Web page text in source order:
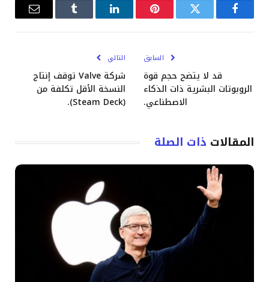
فيسبوكتويتر بينتيريستلينكدإن Tumblrالبريد
السابق
قد لا يتضح حجم قوة
الروبوتات البشرية ذات الذكاء
الاصطناعي.
التالي
شركة Valve توقف إنتاج
النسخة الأقل تكلفة من
(Steam Deck).
المقالات ذات الصلة